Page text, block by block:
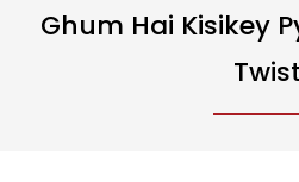
Ghum Hai Kisikey
Twist